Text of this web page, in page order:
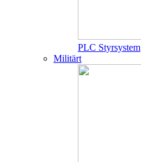
PLC Styrsystem
Militärt